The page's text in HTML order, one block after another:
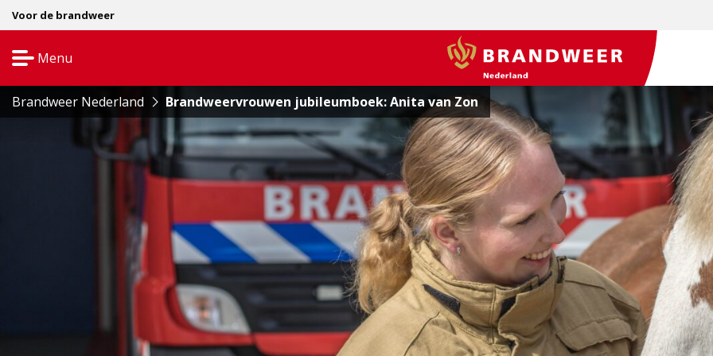
Voor de brandweer
Menu
navigatie
BrandweerNederland.nl
Brandweer Nederland Brandweervrouwen jubileumboek: Anita van Zon